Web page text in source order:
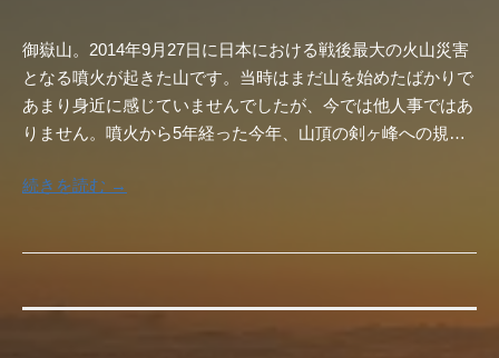
御嶽山。2014年9月27日に日本における戦後最大の火山災害
となる噴火が起きた山です。当時はまだ山を始めたばかりで
あまり身近に感じていませんでしたが、今では他人事ではあ
りません。噴火から5年経った今年、山頂の剣ヶ峰への規…
続きを読む →